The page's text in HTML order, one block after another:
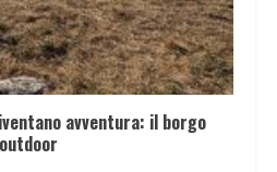
avventura: il borgo